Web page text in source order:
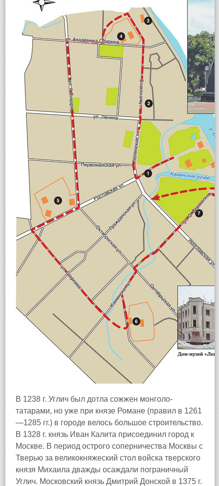
В 1238 г. Углич был дотла сожжен монголо-
татарами, но уже при князе Романе (правил в 1261
—1285 гг.) в городе велось большое строительство.
В 1328 г. князь Иван Калита присоединил город к
Москве. В период острого соперничества Москвы с
Тверью за великокняжеский стол войска тверского
князя Михаила дважды осаждали пограничный
Углич. Московский князь Дмитрий Донской в 1375 г.